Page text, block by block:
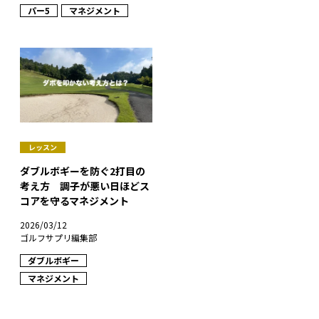
パー5 マネジメント
レッスン
ダブルボギーを防ぐ2打目の
考え方 調子が悪い日ほどス
コアを守るマネジメント
2026/03/12
ゴルフサプリ編集部
ダブルボギー
マネジメント